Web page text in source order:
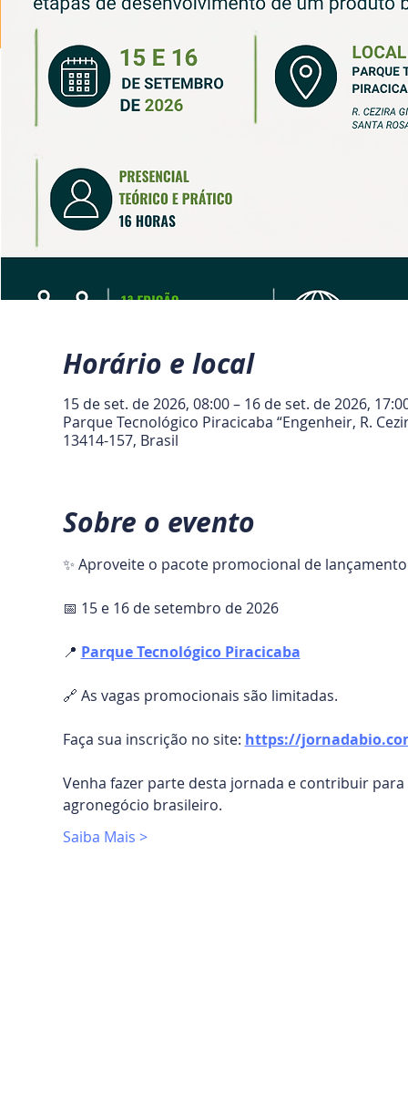
Horário e local
15 de set. de 2026, 08:00 – 16 de set. de 2026,
Parque Tecnológico Piracicaba “Engenheir, R.
13414-157, Brasil
Sobre o evento
✨ Aproveite o pacote promocional de
📅 15 e 16 de setembro de 2026
📍 Parque Tecnológico Piracicaba
🔗 As vagas promocionais são limitadas.
Faça sua inscrição no site: https://
Venha fazer parte desta jornada e contribuir
agronegócio brasileiro.
Saiba Mais >